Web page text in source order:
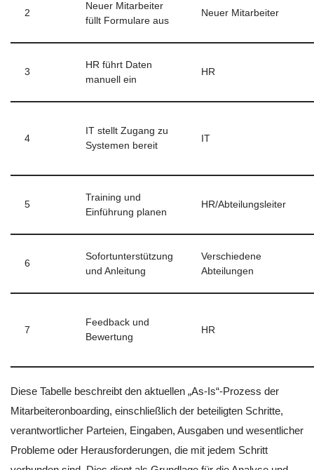
2
Neuer Mitarbeiter
füllt Formulare aus
Neuer Mitarbeiter
3
HR führt Daten
manuell ein
HR
4
IT stellt Zugang zu
Systemen bereit
IT
5
Training und
Einführung planen
HR/Abteilungsleiter
6
Sofortunterstützung
und Anleitung
Verschiedene
Abteilungen
7
Feedback und
Bewertung
HR
Diese Tabelle beschreibt den aktuellen „As-Is“-Prozess der
Mitarbeiteronboarding, einschließlich der beteiligten Schritte,
verantwortlicher Parteien, Eingaben, Ausgaben und wesentlicher
Probleme oder Herausforderungen, die mit jedem Schritt